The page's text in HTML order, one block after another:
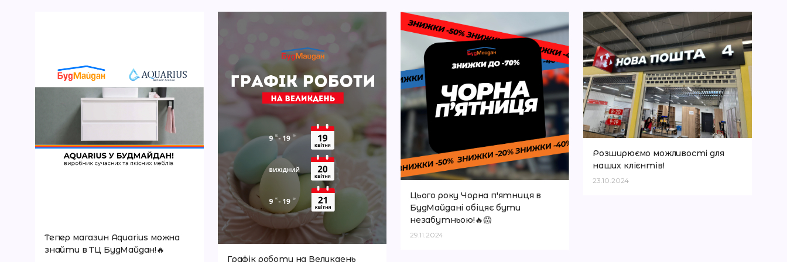
Тепер магазин Aquarius можна
знайти в ТЦ БудМайдан!🔥
Графік роботи на Великдень
Цього року Чорна п'ятниця в
БудМайдані обіцяє бути
незабутньою!🔥😱
29.11.2024
Розширюємо можливості для
наших клієнтів!
23.10.2024